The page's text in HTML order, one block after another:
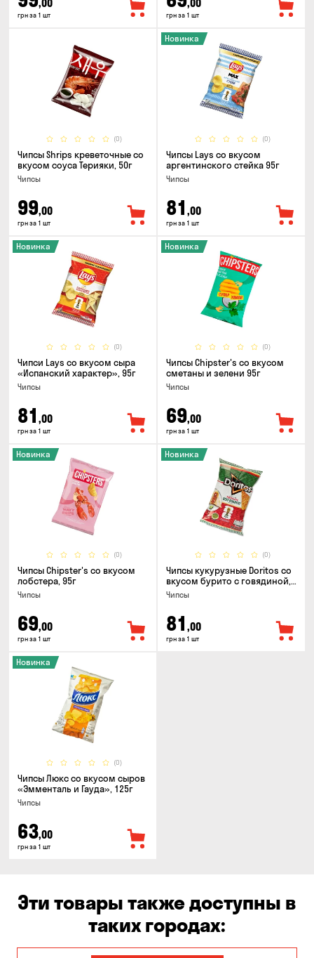
,00
грн за 1 шт
,00
грн за 1 шт
(0)
Чипсы Shrips креветочные со
вкусом соуса Терияки, 50г
Чипсы
99,00
грн за 1 шт
(0)
Новинка
Чипсы Lays со вкусом
аргентинского стейка 95г
Чипсы
81 ,00
грн за 1 шт
(0)
Новинка
Чипси Lays со вкусом сыра
«Испанский характер», 95г
Чипсы
81 ,00
грн за 1 шт
(0)
Новинка
Чипсы Chipster's со вкусом
сметаны и зелени 95г
Чипсы
69,00
грн за 1 шт
(0)
Новинка
Чипсы Chipster's со вкусом
лобстера, 95г
Чипсы
69,00
грн за 1 шт
(0)
Новинка
Чипсы кукурузные Doritos со
вкусом бурито с говядиной,
90г
Чипсы
81 ,00
грн за 1 шт
(0)
Новинка
Чипсы Люкс со вкусом сыров
«Эмменталь и Гауда», 125г
Чипсы
63,00
грн за 1 шт
Эти товары также доступны в
таких городах: